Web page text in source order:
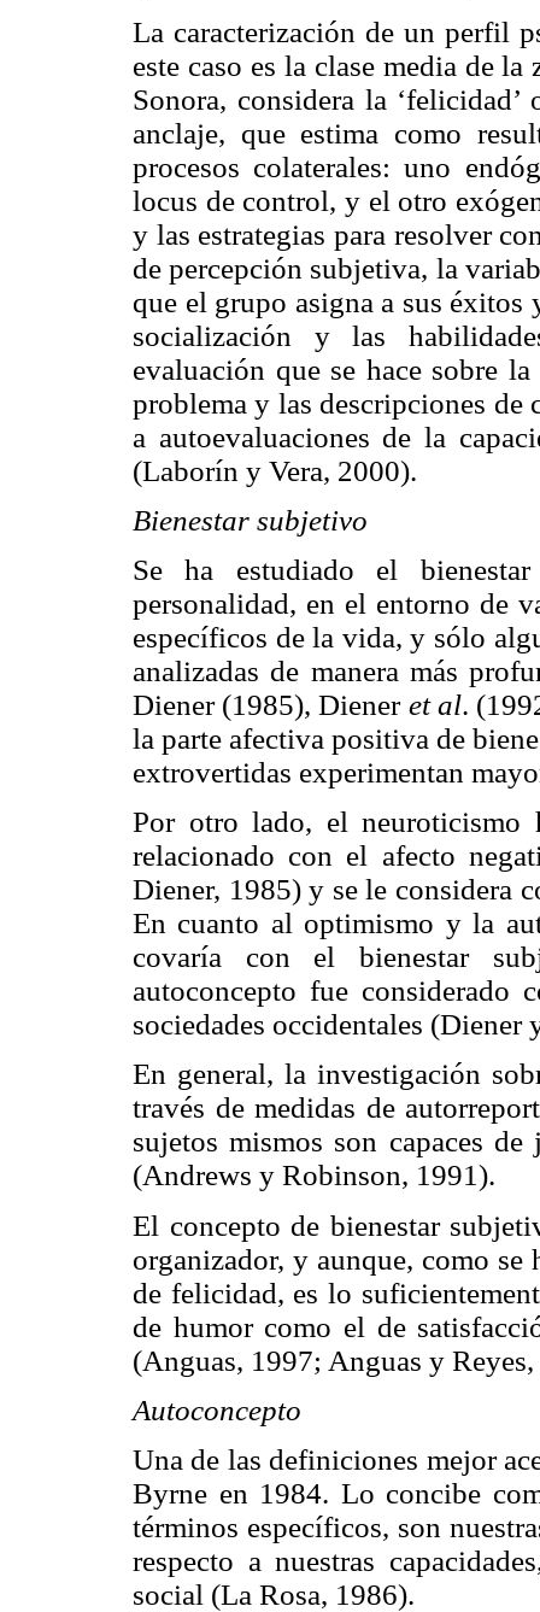
La caracterización de un perfil
este caso es la clase media de
Sonora, considera la
anclaje, que estima como
procesos colaterales: uno
locus de control, y el otro
y las estrategias para resolver
de percepción subjetiva, la
que el grupo asigna a sus éxitos
socialización y las
evaluación que se hace sobre
problema y las descripciones de
a autoevaluaciones de la
(Laborín y Vera, 2000).
Bienestar subjetivo
Se ha estudiado el
personalidad, en el entorno de
específicos de la vida, y sólo
analizadas de manera más
Diener (1985), Diener et al.
la parte afectiva positiva de
extrovertidas experimentan
Por otro lado, el neuroticismo
relacionado con el afecto
Diener, 1985) y se le considera
En cuanto al optimismo y la
covaría con el bienestar
autoconcepto fue considerado
sociedades occidentales (Diener
En general, la investigación
través de medidas de
sujetos mismos son capaces
(Andrews y Robinson, 1991).
El concepto de bienestar
organizador, y aunque, como
de felicidad, es lo
de humor como el de
(Anguas, 1997; Anguas y
Autoconcepto
Una de las definiciones mejor
Byrne en 1984. Lo concibe
términos específicos, son
respecto a nuestras
social (La Rosa, 1986).